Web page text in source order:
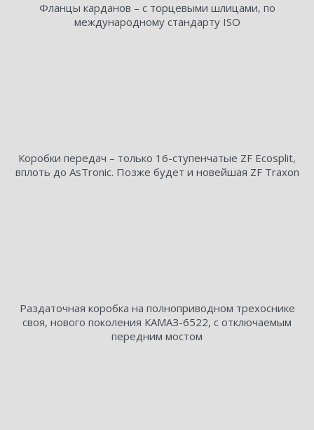
Фланцы карданов – с торцевыми шлицами, по
международному стандарту ISO
Коробки передач – только 16-ступенчатые ZF Ecosplit,
вплоть до AsTronic. Позже будет и новейшая ZF Traxon
Раздаточная коробка на полноприводном трехоснике
своя, нового поколения КАМАЗ-6522, с отключаемым
передним мостом